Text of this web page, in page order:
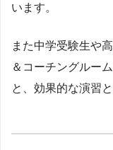
います。
また中学受験生や
＆コーチングルー
と、効果的な演習